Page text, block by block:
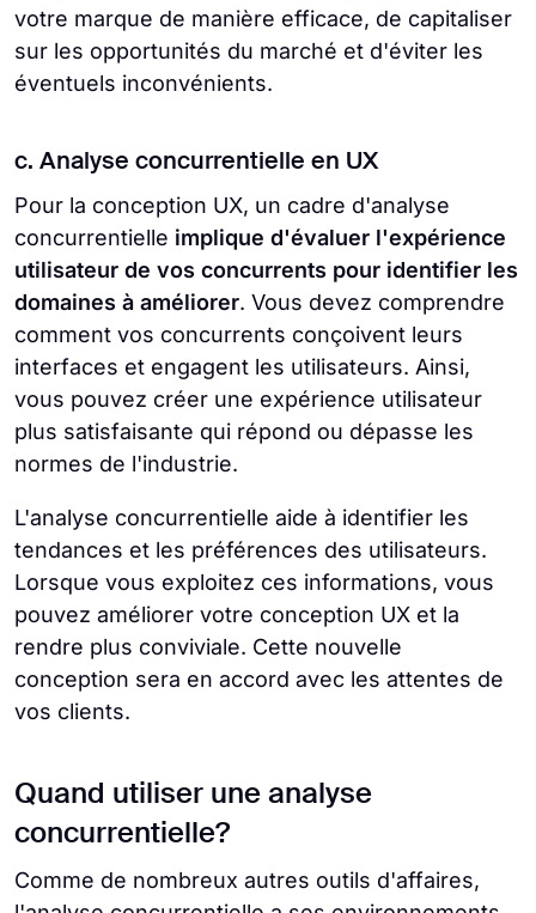
votre marque de manière efficace, de capitaliser
sur les opportunités du marché et d'éviter les
éventuels inconvénients.
c. Analyse concurrentielle en UX
Pour la conception UX, un cadre d'analyse
concurrentielle implique d'évaluer l'expérience
utilisateur de vos concurrents pour identifier les
domaines à améliorer. Vous devez comprendre
comment vos concurrents conçoivent leurs
interfaces et engagent les utilisateurs. Ainsi,
vous pouvez créer une expérience utilisateur
plus satisfaisante qui répond ou dépasse les
normes de l'industrie.
L'analyse concurrentielle aide à identifier les
tendances et les préférences des utilisateurs.
Lorsque vous exploitez ces informations, vous
pouvez améliorer votre conception UX et la
rendre plus conviviale. Cette nouvelle
conception sera en accord avec les attentes de
vos clients.
Quand utiliser une analyse
concurrentielle?
Comme de nombreux autres outils d'affaires,